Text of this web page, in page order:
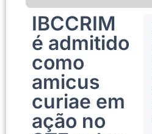
IBCCRIM
é admitido
como
amicus
curiae em
ação no